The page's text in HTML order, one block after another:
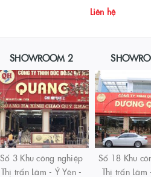
Liên hệ
SHOWROOM 2
Số 3 Khu công nghiệp
Thị trấn Lâm - Ý Yên -
Số 18 Khu
Thị trấn Lâm